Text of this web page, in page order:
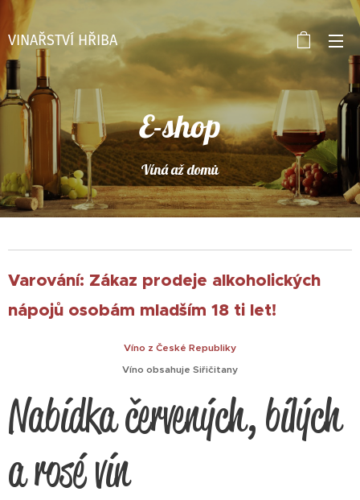
VINAŘSTVÍ HŘIBA
E-shop
Víná až domů
Varování: Zákaz prodeje alkoholických
nápojů osobám mladším 18 ti let!
Víno z České Republiky
Víno obsahuje Siřičitany
Nabídka červených, bílých
a rosé vín